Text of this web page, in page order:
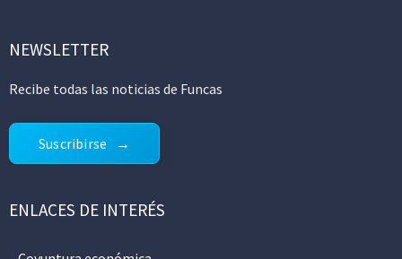
NEWSLETTER
Recibe todas las noticias de Funcas
Suscribirse
ENLACES DE INTERÉS